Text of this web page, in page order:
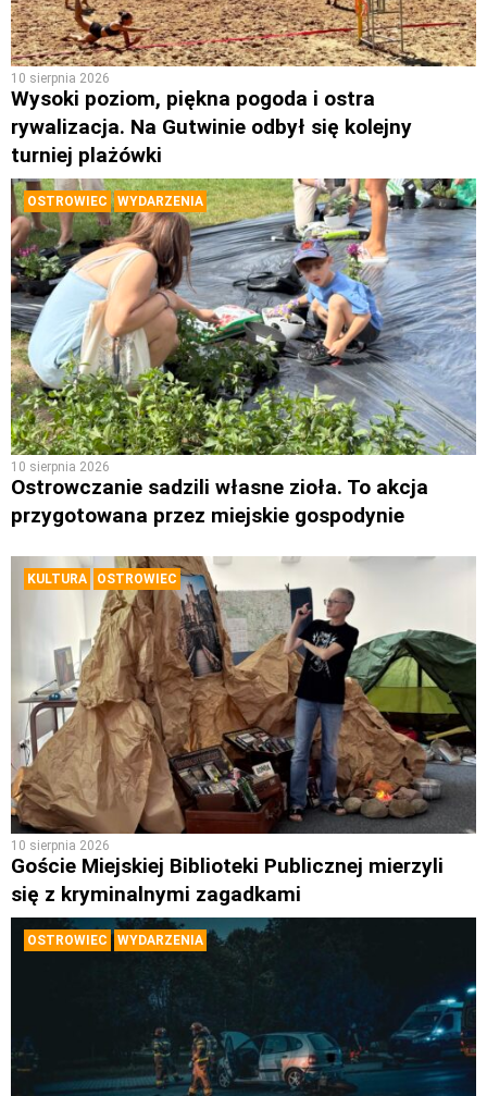
10 sierpnia 2026
Wysoki poziom, piękna pogoda i ostra
rywalizacja. Na Gutwinie odbył się kolejny
turniej plażówki
OSTROWIEC WYDARZENIA
10 sierpnia 2026
Ostrowczanie sadzili własne zioła. To akcja
przygotowana przez miejskie gospodynie
KULTURA OSTROWIEC
10 sierpnia 2026
Goście Miejskiej Biblioteki Publicznej mierzyli
się z kryminalnymi zagadkami
OSTROWIEC WYDARZENIA